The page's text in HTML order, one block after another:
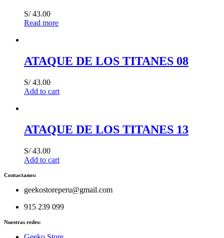
S/43.00
Read more
ATAQUE DE LOS TITANES 08
S/43.00
Add to cart
ATAQUE DE LOS TITANES 13
S/43.00
Add to cart
Contactanos:
geekostoreperu@gmail.com
915 239 099
Nuestras redes: